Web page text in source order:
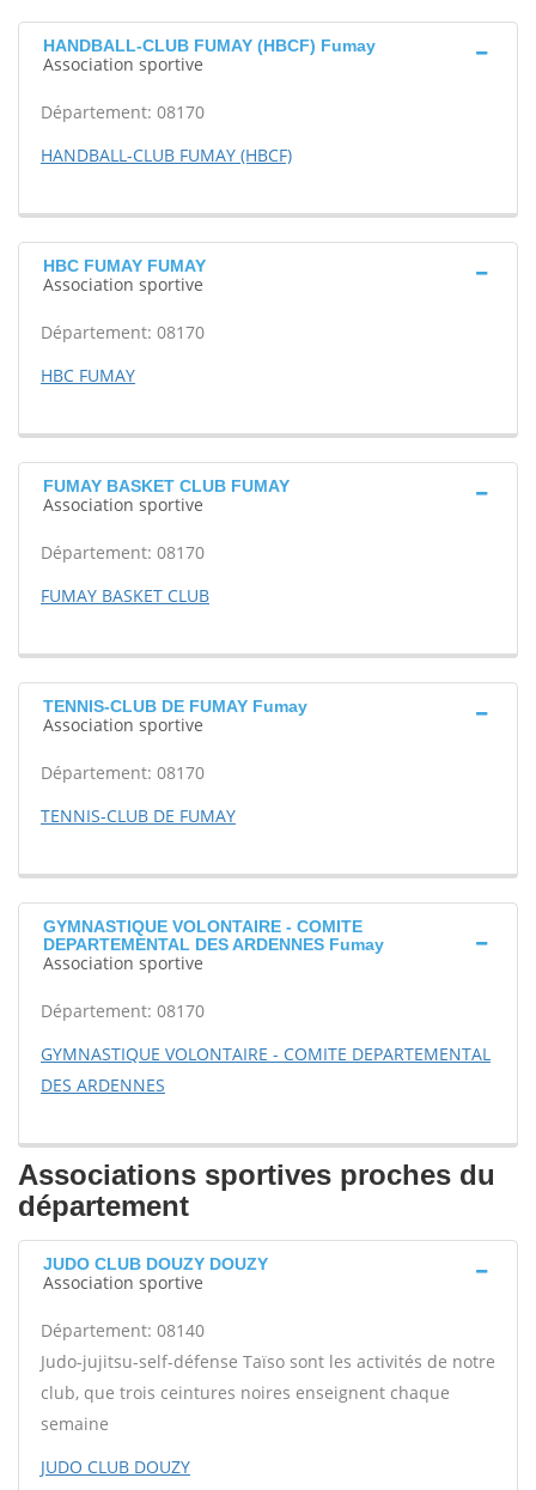
HANDBALL-CLUB FUMAY (HBCF) Fumay
Association sportive
Département: 08170
HANDBALL-CLUB FUMAY (HBCF)
HBC FUMAY FUMAY
Association sportive
Département: 08170
HBC FUMAY
FUMAY BASKET CLUB FUMAY
Association sportive
Département: 08170
FUMAY BASKET CLUB
TENNIS-CLUB DE FUMAY Fumay
Association sportive
Département: 08170
TENNIS-CLUB DE FUMAY
GYMNASTIQUE VOLONTAIRE - COMITE
DEPARTEMENTAL DES ARDENNES Fumay
Association sportive
Département: 08170
GYMNASTIQUE VOLONTAIRE - COMITE DEPARTEMENTAL
DES ARDENNES
Associations sportives proches du
département
JUDO CLUB DOUZY DOUZY
Association sportive
Département: 08140
Judo-jujitsu-self-défense Taïso sont les activités de notre
club, que trois ceintures noires enseignent chaque
semaine
JUDO CLUB DOUZY